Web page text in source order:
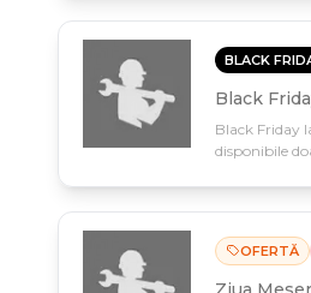
BLACK
Black
Black Friday
disponibile
OFERTĂ